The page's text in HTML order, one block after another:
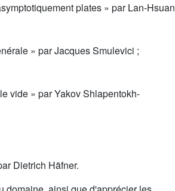
plates » par Lan-Hsuan
» par Jacques Smulevici ;
vide » par Yakov Shlapentokh-
Dietrich Häfner.